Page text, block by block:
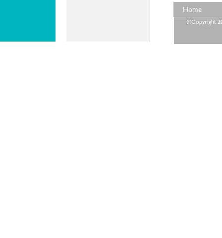
Home
©Copyright